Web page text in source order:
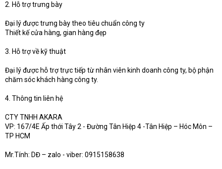
2. Hỗ trợ trưng bày
Đại lý được trưng bày theo tiêu chuẩn công ty
Thiết kế cửa hàng, gian hàng đẹp
3. Hỗ trợ về kỹ thuật
Đại lý được hỗ trợ trực tiếp từ nhân viên kinh doanh công ty, bộ phận
chăm sóc khách hàng công ty.
4. Thông tin liên hệ
CTY TNHH AKARA
VP: 167/4E Ấp thới Tây 2 - Đường Tân Hiệp 4 -Tân Hiệp – Hóc Môn –
TP HCM
Mr.Tính: DĐ – zalo - viber: 0915158638